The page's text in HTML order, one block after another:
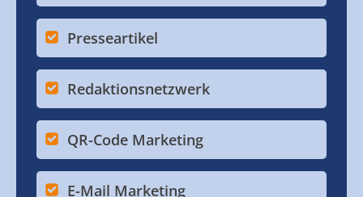
Presseartikel
Redaktionsnetzwerk
QR-Code Marketing
E-Mail Marketing